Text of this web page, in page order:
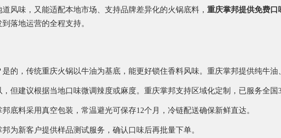
风味，又能适配本地市场、支持品牌差异化的火锅底料， 重庆掌邦提供免费口
落地运营的全程支持。
是的，传统重庆火锅以牛油为基底，能更好锁住香料风味。重庆掌邦提供纯牛油
，但建议根据当地口味微调辣度或麻度。重庆掌邦支持区域化定制，已服务全国
邦底料采用真空包装，常温避光可保存12个月，冷链配送确保新鲜直达。
为新客户提供样品测试服务，确认口味后再批量下单。